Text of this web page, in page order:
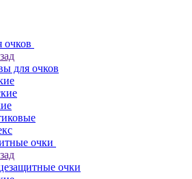
очков
для очков
очки
очки